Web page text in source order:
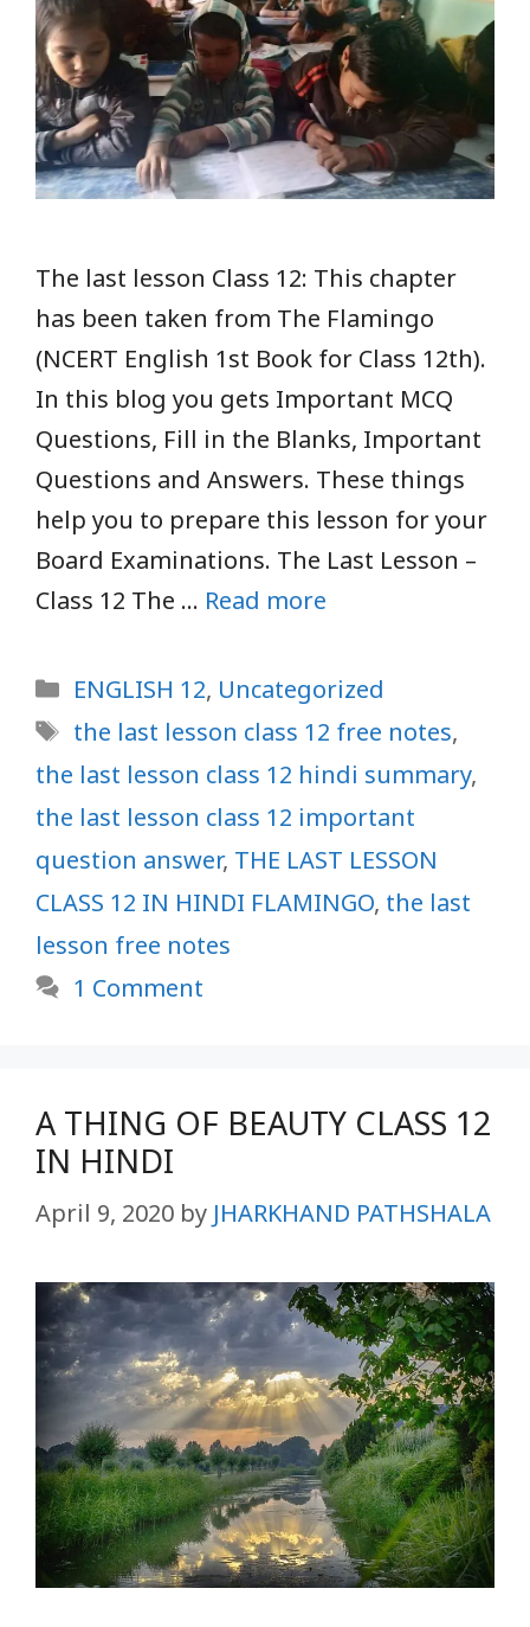
The last lesson Class 12: This chapter
has been taken from The Flamingo
(NCERT English 1st Book for Class 12th).
In this blog you gets Important MCQ
Questions, Fill in the Blanks, Important
Questions and Answers. These things
help you to prepare this lesson for your
Board Examinations. The Last Lesson –
Class 12 The … Read more
Categories
ENGLISH 12, Uncategorized
Tags
the last lesson class 12 free notes,
the last lesson class 12 hindi summary,
the last lesson class 12 important
question answer, THE LAST LESSON
CLASS 12 IN HINDI FLAMINGO, the last
lesson free notes
1 Comment
A THING OF BEAUTY CLASS 12
IN HINDI
April 9, 2020 by JHARKHAND PATHSHALA